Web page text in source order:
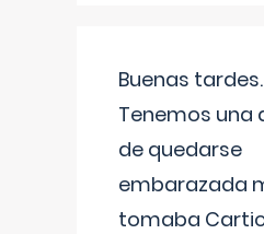
Buenas tardes.
Tenemos una
de quedarse
embarazada
tomaba